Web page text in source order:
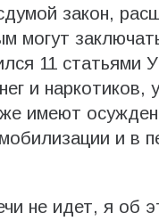
закон,
могут
11 статьями
и наркотиков,
имеют
и в
не идет, я об